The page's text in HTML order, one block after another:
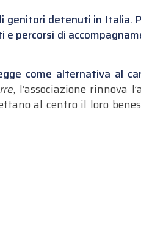
genitori detenuti in Italia.
percorsi di
come alternativa al
, l’associazione rinnova
al centro il loro